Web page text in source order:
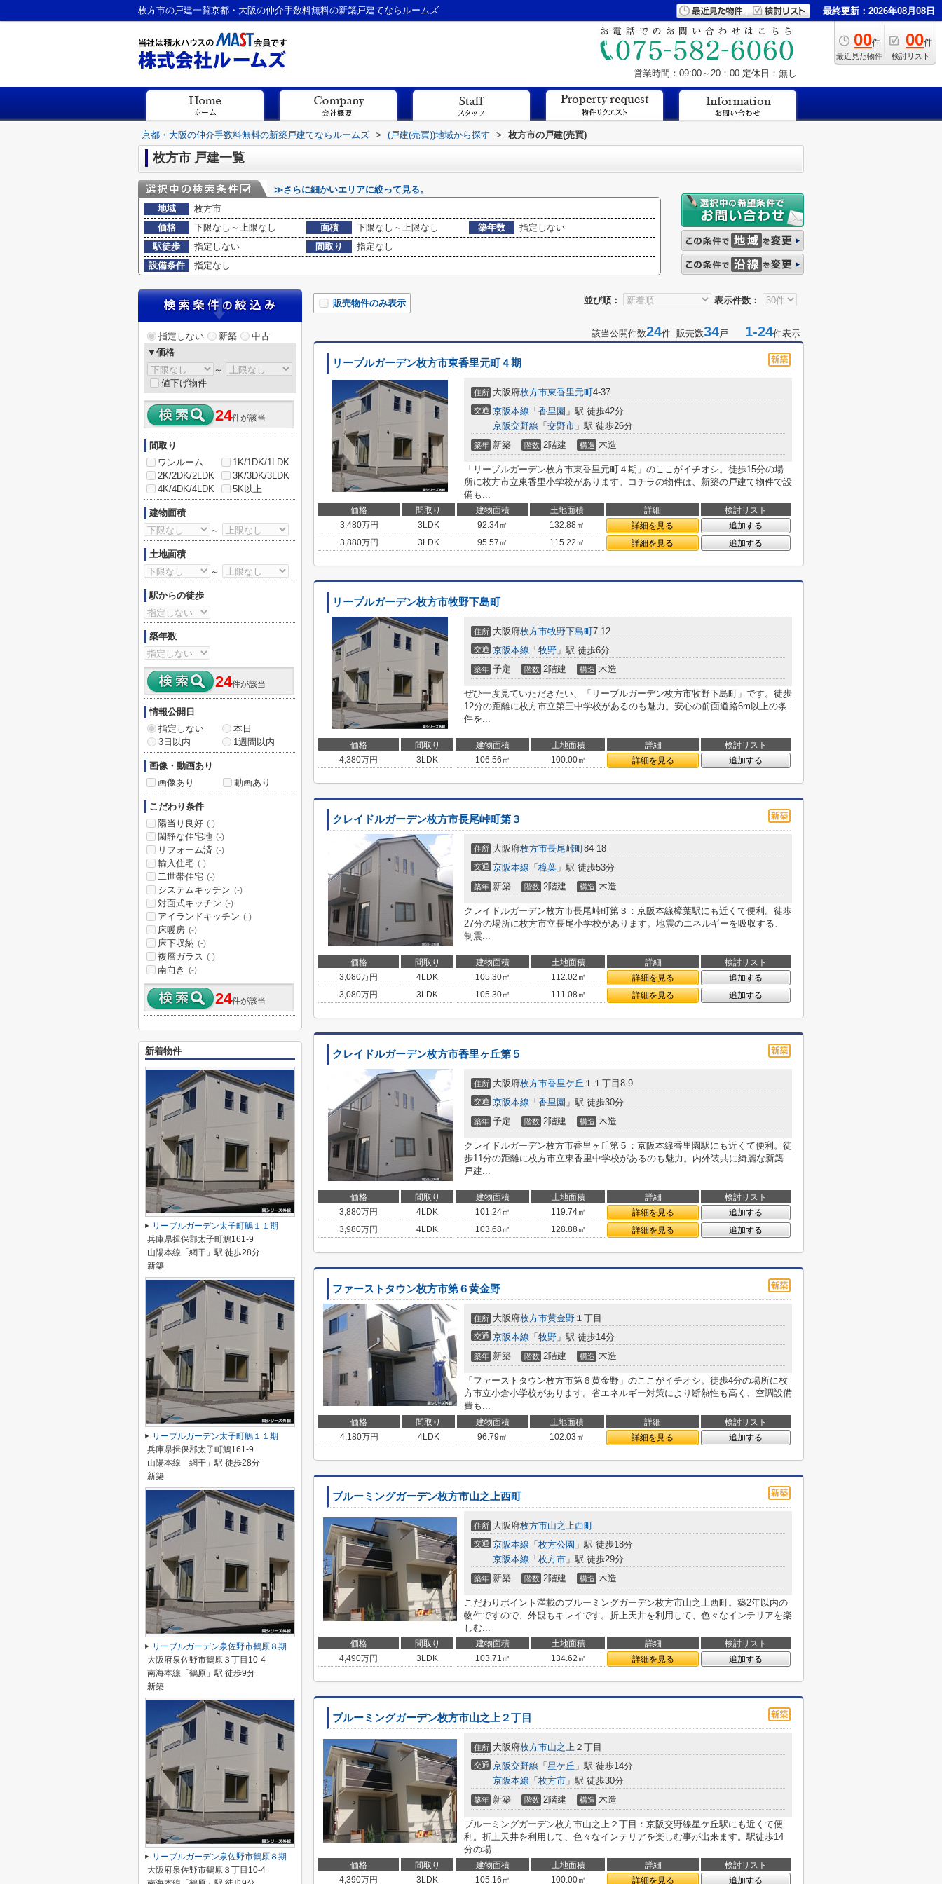
枚方市の戸建一覧京都・大阪の仲介手数料無料の新築戸建てならルームズ 最終更新：2026年08月08日
00件
最近見た物件
00件
検討リスト
営業時間：09:00～20：00 定休日：無し
京都・大阪の仲介手数料無料の新築戸建てならルームズ > (戸建(売買))地域から探す > 枚方市の戸建(売買)
枚方市 戸建一覧
≫さらに細かいエリアに絞って見る。
地域
枚方市
価格
下限なし～上限なし 面積 下限なし～上限なし 築年数
指定しない
駅徒歩
指定しない 間取り
指定なし
設備条件
指定なし
並び順： 表示件数：
販売物件のみ表示
該当公開件数24件 販売数34戸 1-24件表示
リーブルガーデン枚方市東香里元町４期
住所 大阪府枚方市東香里元町4-37
交通 京阪本線 「 香里園 」駅 徒歩42分
京阪交野線 「 交野市 」駅 徒歩26分
築年 新築 階数 2階建 構造 木造
「リーブルガーデン枚方市東香里元町４期」のここがイチオシ。徒歩15分の場
所に枚方市立東香里小学校があります。コチラの物件は、新築の戸建て物件で設
備も...
価格 間取り 建物面積 土地面積 詳細
検討リスト
3,480万円 3LDK 92.34㎡ 132.88㎡ 詳細を見る
追加する
3,880万円 3LDK 95.57㎡ 115.22㎡ 詳細を見る 追加する
リーブルガーデン枚方市牧野下島町
住所 大阪府枚方市牧野下島町7-12
交通 京阪本線 「 牧野 」駅 徒歩6分
築年 予定 階数 2階建 構造 木造
ぜひ一度見ていただきたい、「リーブルガーデン枚方市牧野下島町」です。徒歩
12分の距離に枚方市立第三中学校があるのも魅力。安心の前面道路6m以上の条
件を...
価格 間取り 建物面積 土地面積 詳細
検討リスト
4,380万円 3LDK 106.56㎡ 100.00㎡ 詳細を見る 追加する
クレイドルガーデン枚方市長尾峠町第３
住所 大阪府枚方市長尾峠町84-18
交通 京阪本線 「 樟葉 」駅 徒歩53分
築年 新築 階数 2階建 構造 木造
クレイドルガーデン枚方市長尾峠町第３：京阪本線樟葉駅にも近くて便利。徒歩
27分の場所に枚方市立長尾小学校があります。地震のエネルギーを吸収する、
制震...
価格 間取り 建物面積 土地面積 詳細
検討リスト
3,080万円 4LDK 105.30㎡ 112.02㎡ 詳細を見る
追加する
3,080万円 3LDK 105.30㎡ 111.08㎡ 詳細を見る 追加する
クレイドルガーデン枚方市香里ヶ丘第５
住所 大阪府枚方市香里ケ丘 １１丁目8-9
交通 京阪本線 「 香里園 」駅 徒歩30分
築年 予定 階数 2階建 構造 木造
クレイドルガーデン枚方市香里ヶ丘第５：京阪本線香里園駅にも近くて便利。徒
歩11分の距離に枚方市立東香里中学校があるのも魅力。内外装共に綺麗な新築
戸建...
価格 間取り 建物面積 土地面積 詳細
検討リスト
3,880万円 4LDK 101.24㎡ 119.74㎡ 詳細を見る
追加する
3,980万円 4LDK 103.68㎡ 128.88㎡ 詳細を見る 追加する
ファーストタウン枚方市第６黄金野
住所 大阪府枚方市黄金野 １丁目
交通 京阪本線 「 牧野 」駅 徒歩14分
築年 新築 階数 2階建 構造 木造
「ファーストタウン枚方市第６黄金野」のここがイチオシ。徒歩4分の場所に枚
方市立小倉小学校があります。省エネルギー対策により断熱性も高く、空調設備
費も...
価格 間取り 建物面積 土地面積 詳細
検討リスト
4,180万円 4LDK 96.79㎡ 102.03㎡ 詳細を見る 追加する
ブルーミングガーデン枚方市山之上西町
住所 大阪府枚方市山之上西町
交通 京阪本線 「 枚方公園 」駅 徒歩18分
京阪本線 「 枚方市 」駅 徒歩29分
築年 新築 階数 2階建 構造 木造
こだわりポイント満載のブルーミングガーデン枚方市山之上西町。築2年以内の
物件ですので、外観もキレイです。折上天井を利用して、色々なインテリアを楽
しむ...
価格 間取り 建物面積 土地面積 詳細
検討リスト
4,490万円 3LDK 103.71㎡ 134.62㎡ 詳細を見る 追加する
ブルーミングガーデン枚方市山之上２丁目
住所 大阪府枚方市山之上 ２丁目
交通 京阪交野線 「 星ケ丘 」駅 徒歩14分
京阪本線 「 枚方市 」駅 徒歩30分
築年 新築 階数 2階建 構造 木造
ブルーミングガーデン枚方市山之上２丁目：京阪交野線星ケ丘駅にも近くて便
利。折上天井を利用して、色々なインテリアを楽しむ事が出来ます。駅徒歩14
分の場...
価格 間取り 建物面積 土地面積 詳細
検討リスト
4,390万円 3LDK 105.16㎡ 100.00㎡ 詳細を見る 追加する
指定しない 新築
中古
▼価格
～
値下げ物件
24件が該当
間取り
ワンルーム
1K/1DK/1LDK
2K/2DK/2LDK
3K/3DK/3LDK
4K/4DK/4LDK
5K以上
建物面積
～
土地面積
～
駅からの徒歩
築年数
24件が該当
情報公開日
指定しない
本日
3日以内
1週間以内
画像・動画あり
画像あり
動画あり
こだわり条件
陽当り良好 (-)
閑静な住宅地 (-)
リフォーム済 (-)
輸入住宅 (-)
二世帯住宅 (-)
システムキッチン (-)
対面式キッチン (-)
アイランドキッチン (-)
床暖房 (-)
床下収納 (-)
複層ガラス (-)
南向き (-)
24件が該当
新着物件
リーブルガーデン太子町鵤１１期
兵庫県揖保郡太子町鵤161-9
山陽本線「網干」駅 徒歩28分
新築
リーブルガーデン太子町鵤１１期
兵庫県揖保郡太子町鵤161-9
山陽本線「網干」駅 徒歩28分
新築
リーブルガーデン泉佐野市鶴原８期
大阪府泉佐野市鶴原３丁目10-4
南海本線「鶴原」駅 徒歩9分
新築
リーブルガーデン泉佐野市鶴原８期
大阪府泉佐野市鶴原３丁目10-4